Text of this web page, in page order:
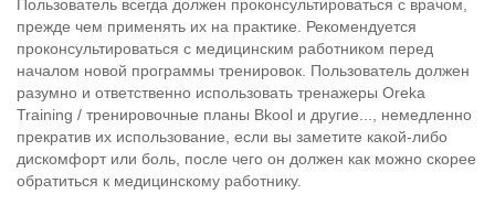
Пользователь всегда должен проконсультироваться с врачом,
прежде чем применять их на практике. Рекомендуется
проконсультироваться с медицинским работником перед
началом новой программы тренировок. Пользователь должен
разумно и ответственно использовать тренажеры Oreka
Training / тренировочные планы Bkool и другие..., немедленно
прекратив их использование, если вы заметите какой-либо
дискомфорт или боль, после чего он должен как можно скорее
обратиться к медицинскому работнику.